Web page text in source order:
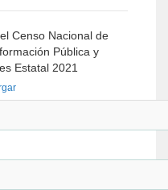
Pública y
Estatal 2021